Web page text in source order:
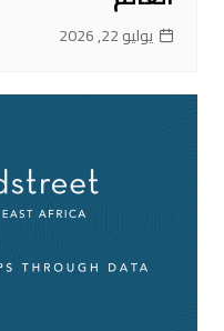
يوليو 22, 2026